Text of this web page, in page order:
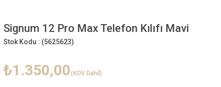
Signum 12 Pro Max Telefon Kılıfı Mavi
Stok Kodu : (5625623)
₺1.350,00 (KDV Dahil)